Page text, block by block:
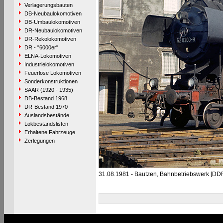
Verlagerungsbauten
DB-Neubaulokomotiven
DB-Umbaulokomotiven
DR-Neubaulokomotiven
DR-Rekolokomotiven
DR - "6000er"
ELNA-Lokomotiven
Industrielokomotiven
Feuerlose Lokomotiven
Sonderkonstruktionen
SAAR (1920 - 1935)
DB-Bestand 1968
DR-Bestand 1970
Auslandsbestände
Lokbestandslisten
Erhaltene Fahrzeuge
Zerlegungen
31.08.1981 - Bautzen, Bahnbetriebswerk